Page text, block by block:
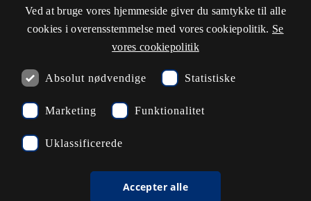
Kontaktinformationer
Åbningstider
33 47 47 47
EAN: 5798000795297
Ved at bruge vores hjemmeside giver du samtykke til alle
cookies i overensstemmelse med vores cookiepolitik. Se
vores cookiepolitik
Absolut nødvendige Statistiske
Marketing Funktionalitet
Uklassificerede
Accepter alle